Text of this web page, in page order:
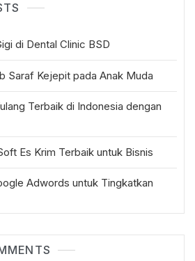
di Dental Clinic BSD
Saraf Kejepit pada Anak Muda
Terbaik di Indonesia dengan
Es Krim Terbaik untuk Bisnis
Adwords untuk Tingkatkan